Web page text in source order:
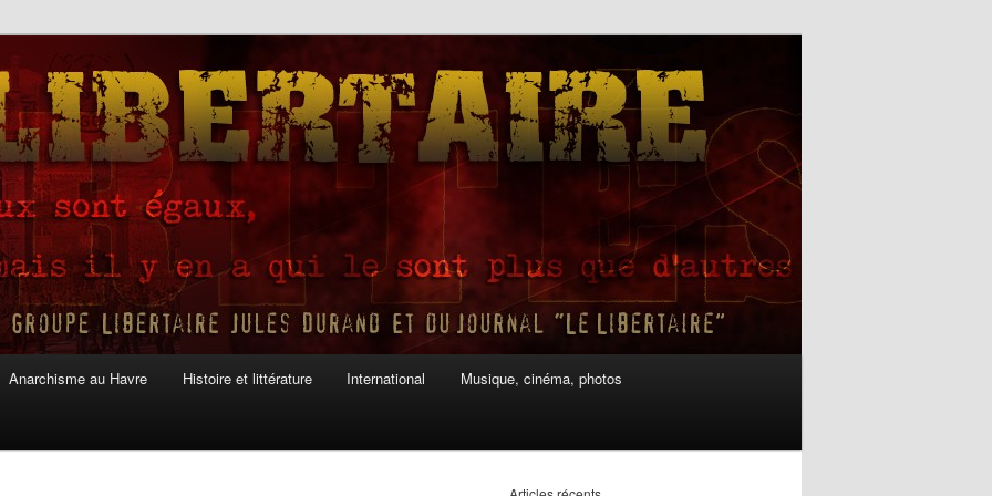
Anarchisme au Havre Histoire et littérature International Musique, cinéma, photos